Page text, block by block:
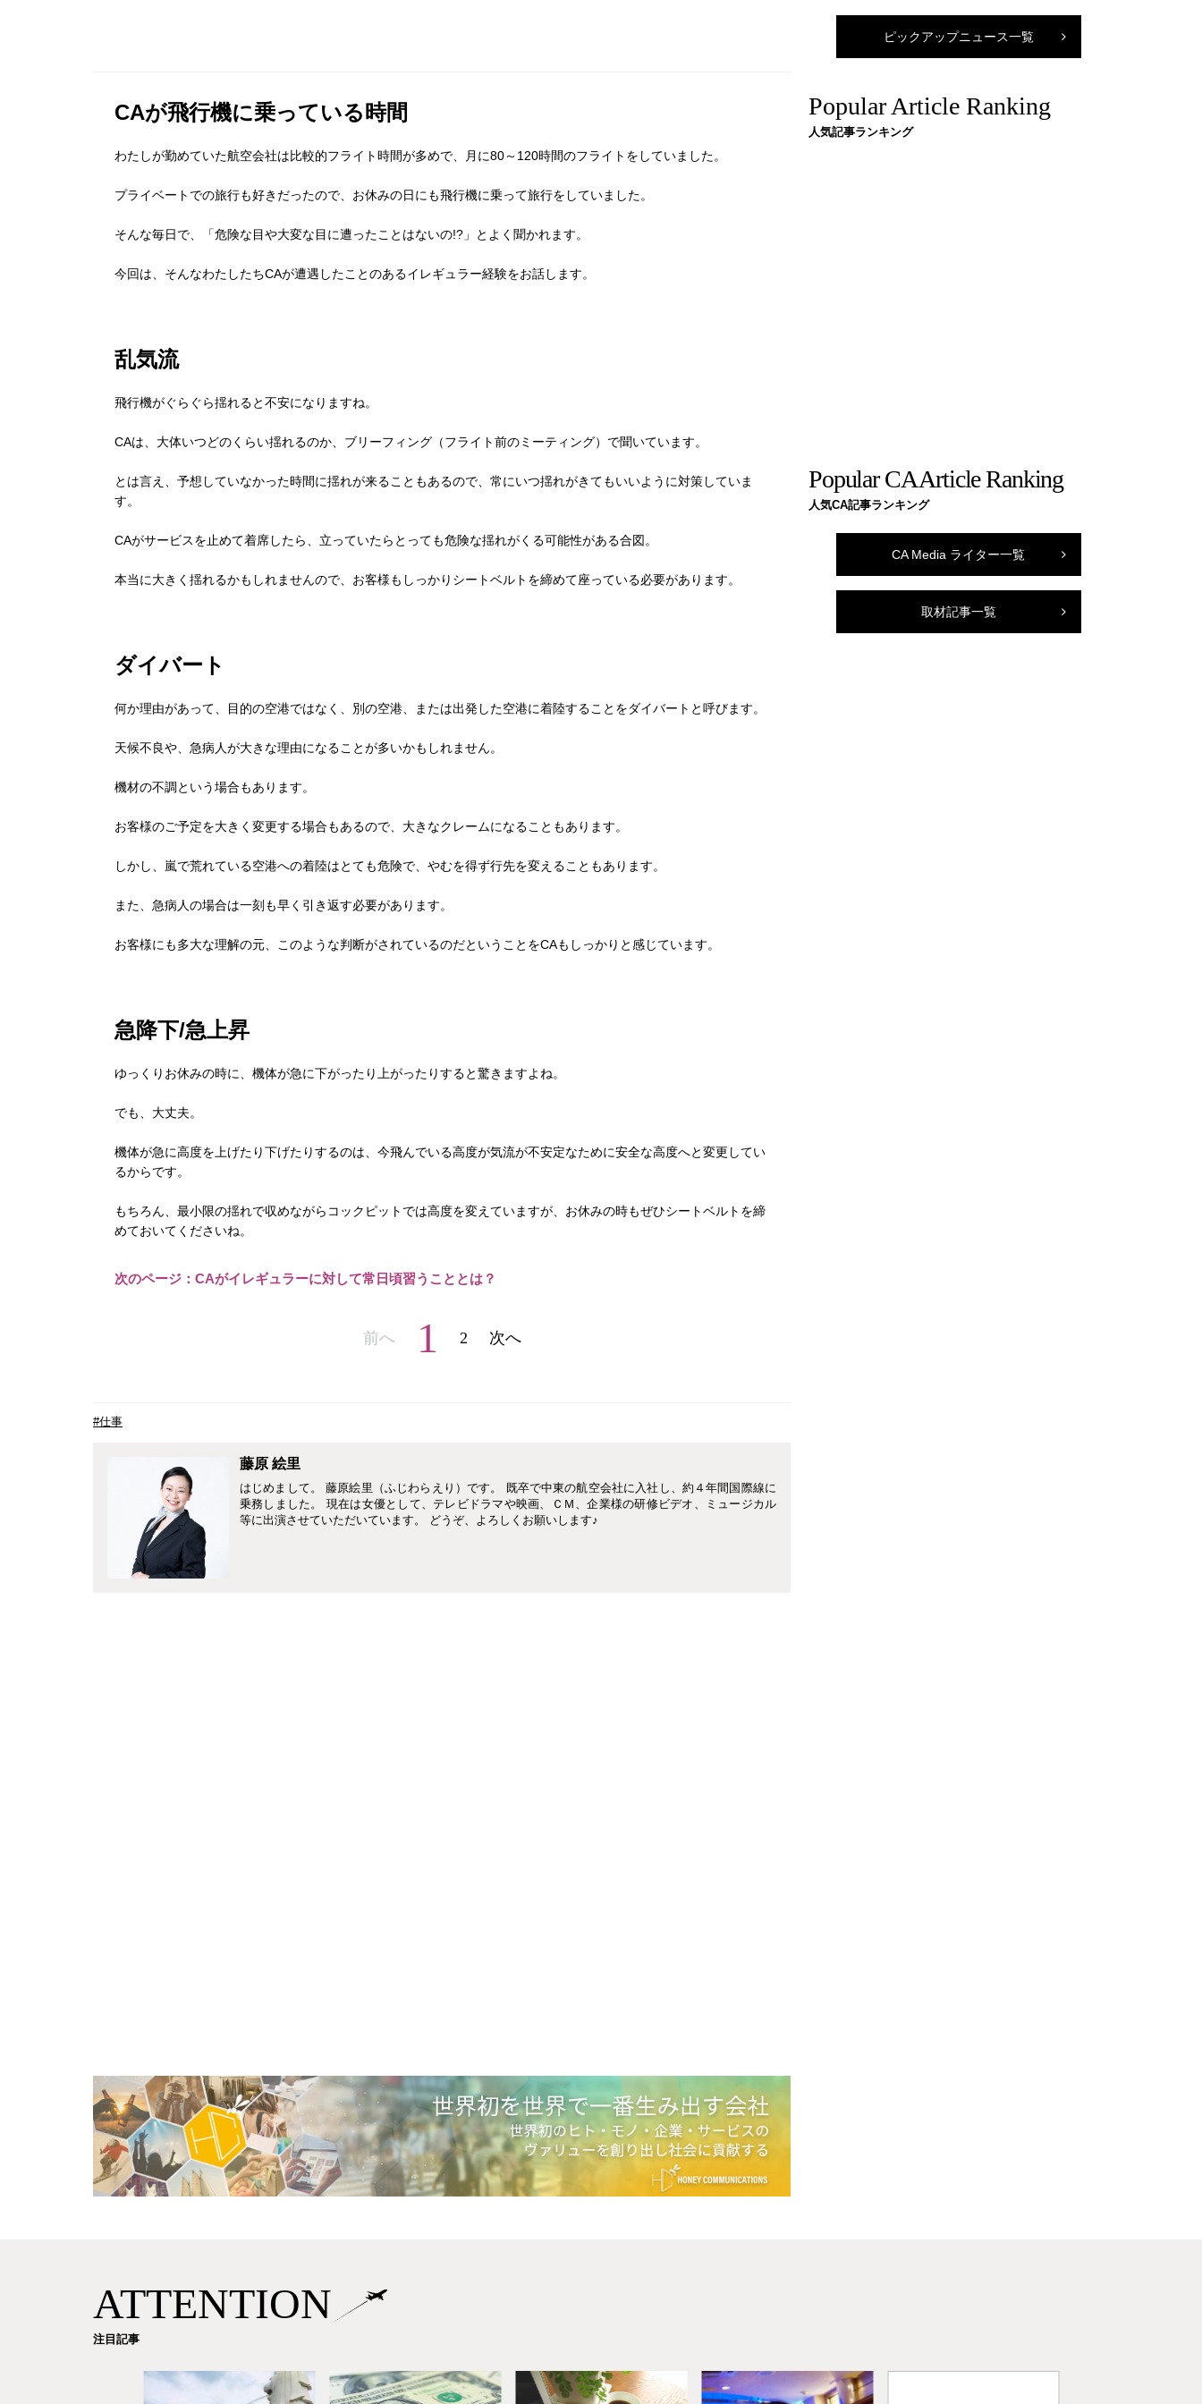
CAが飛行機に乗っている時間
わたしが勤めていた航空会社は比較的フライト時間が多めで、月に80～120時間のフライトをしていました。
プライベートでの旅行も好きだったので、お休みの日にも飛行機に乗って旅行をしていました。
そんな毎日で、「危険な目や大変な目に遭ったことはないの!?」とよく聞かれます。
今回は、そんなわたしたちCAが遭遇したことのあるイレギュラー経験をお話します。
乱気流
飛行機がぐらぐら揺れると不安になりますね。
CAは、大体いつどのくらい揺れるのか、ブリーフィング（フライト前のミーティング）で聞いています。
とは言え、予想していなかった時間に揺れが来ることもあるので、常にいつ揺れがきてもいいように対策していま
す。
CAがサービスを止めて着席したら、立っていたらとっても危険な揺れがくる可能性がある合図。
本当に大きく揺れるかもしれませんので、お客様もしっかりシートベルトを締めて座っている必要があります。
ダイバート
何か理由があって、目的の空港ではなく、別の空港、または出発した空港に着陸することをダイバートと呼びます。
天候不良や、急病人が大きな理由になることが多いかもしれません。
機材の不調という場合もあります。
お客様のご予定を大きく変更する場合もあるので、大きなクレームになることもあります。
しかし、嵐で荒れている空港への着陸はとても危険で、やむを得ず行先を変えることもあります。
また、急病人の場合は一刻も早く引き返す必要があります。
お客様にも多大な理解の元、このような判断がされているのだということをCAもしっかりと感じています。
急降下/急上昇
ゆっくりお休みの時に、機体が急に下がったり上がったりすると驚きますよね。
でも、大丈夫。
機体が急に高度を上げたり下げたりするのは、今飛んでいる高度が気流が不安定なために安全な高度へと変更してい
るからです。
もちろん、最小限の揺れで収めながらコックピットでは高度を変えていますが、お休みの時もぜひシートベルトを締
めておいてくださいね。
次のページ：CAがイレギュラーに対して常日頃習うこととは？
前へ 1 2 次へ
#仕事
藤原 絵里
はじめまして。 藤原絵里（ふじわらえり）です。 既卒で中東の航空会社に入社し、約４年間国際線に
乗務しました。 現在は女優として、テレビドラマや映画、ＣＭ、企業様の研修ビデオ、ミュージカル
等に出演させていただいています。 どうぞ、よろしくお願いします♪
ピックアップニュース一覧
Popular Article Ranking
人気記事ランキング
Popular CA Article Ranking
人気CA記事ランキング
CA Media ライター一覧
取材記事一覧
ATTENTION
注目記事